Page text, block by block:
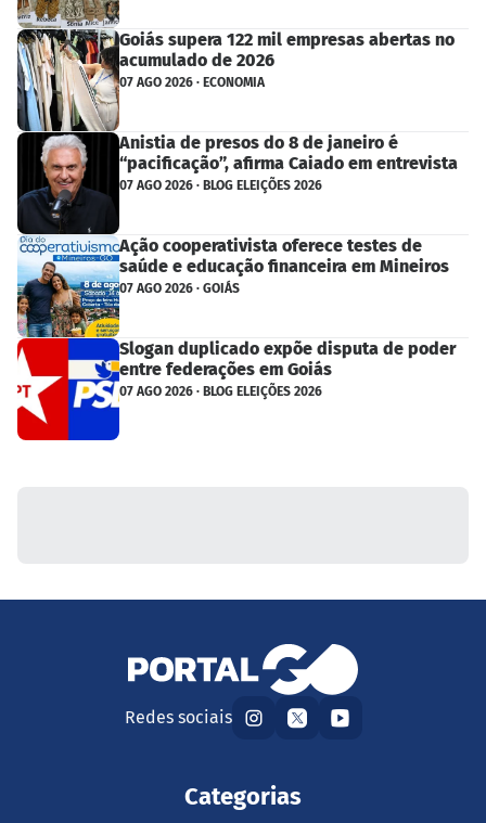
Goiás supera 122 mil empresas abertas no
acumulado de 2026
07 AGO 2026 · ECONOMIA
Anistia de presos do 8 de janeiro é
“pacificação”, afirma Caiado em entrevista
07 AGO 2026 · BLOG ELEIÇÕES 2026
Ação cooperativista oferece testes de
saúde e educação financeira em Mineiros
07 AGO 2026 · GOIÁS
Slogan duplicado expõe disputa de poder
entre federações em Goiás
07 AGO 2026 · BLOG ELEIÇÕES 2026
Redes sociais
Categorias